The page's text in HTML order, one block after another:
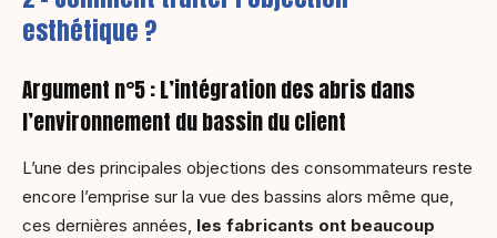
esthétique ?
Argument n°5 : L’intégration des abris dans
l’environnement du bassin du client
L’une des principales objections des consommateurs reste
encore l’emprise sur la vue des bassins alors même que,
ces dernières années, les fabricants ont beaucoup